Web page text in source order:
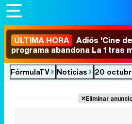
ÚLTIMA HORA Adiós 'Cine
programa abandona La 1 tras
FórmulaTV Noticias 20
Eliminar